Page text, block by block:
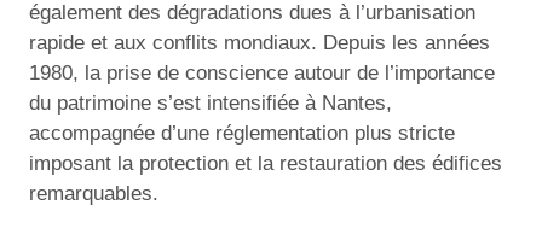
également des dégradations dues à l’urbanisation
rapide et aux conflits mondiaux. Depuis les années
1980, la prise de conscience autour de l’importance
du patrimoine s’est intensifiée à Nantes,
accompagnée d’une réglementation plus stricte
imposant la protection et la restauration des édifices
remarquables.